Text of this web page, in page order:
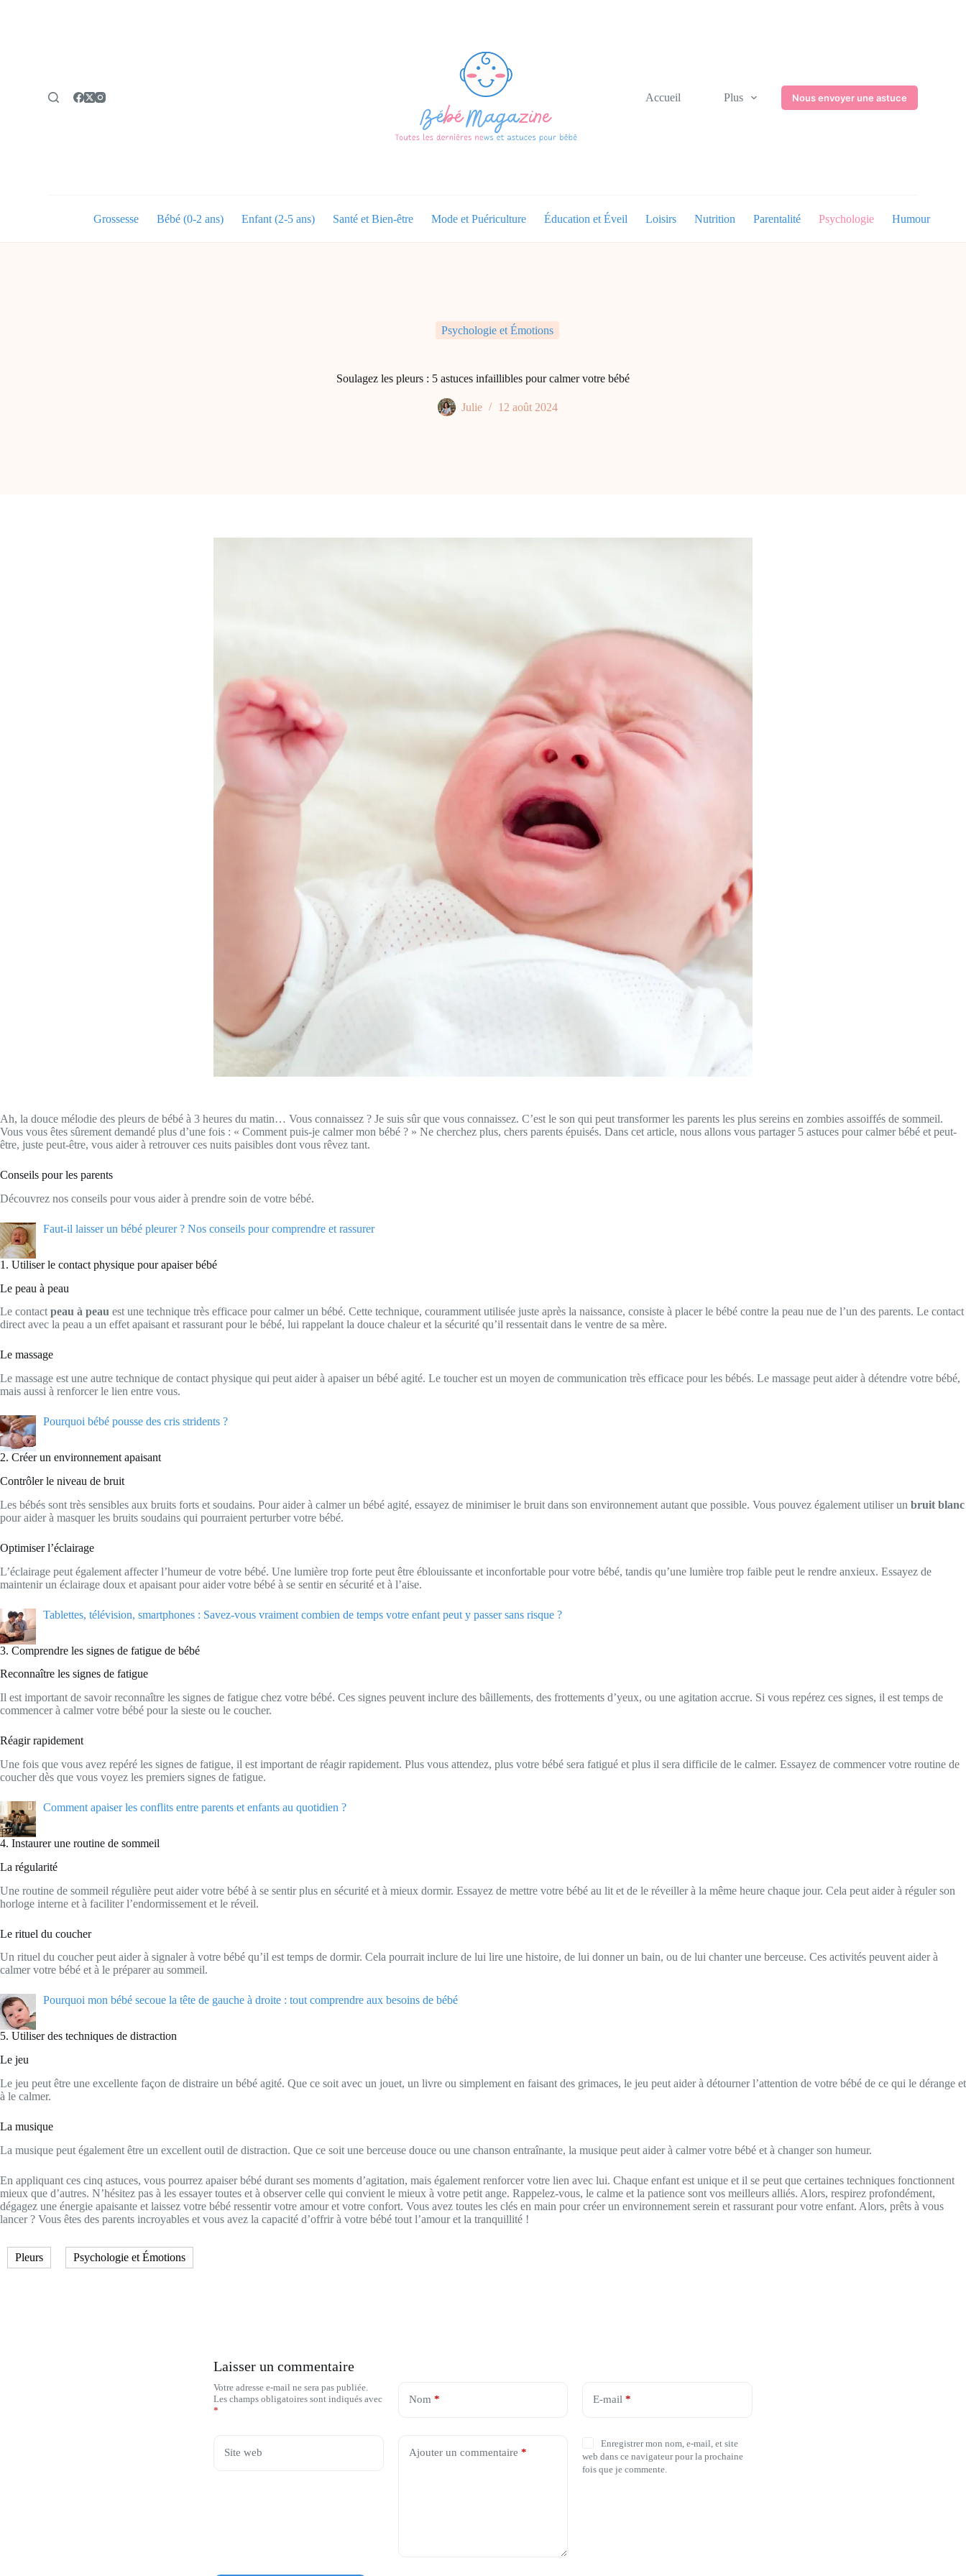
Accueil Plus Nous envoyer une astuce
Grossesse Bébé (0-2 ans) Enfant (2-5 ans) Santé et Bien-être Mode et Puériculture Éducation et Éveil Loisirs Nutrition Parentalité Psychologie Humour
Psychologie et Émotions
Soulagez les pleurs : 5 astuces infaillibles pour calmer votre bébé
Julie 12 août 2024
Ah, la douce mélodie des pleurs de bébé à 3 heures du matin… Vous connaissez ? Je suis sûr que vous connaissez. C’est le son qui peut transformer les parents les plus sereins en zombies assoiffés de sommeil.
Vous vous êtes sûrement demandé plus d’une fois : « Comment puis-je calmer mon bébé ? » Ne cherchez plus, chers parents épuisés. Dans cet article, nous allons vous partager 5 astuces pour calmer bébé et peut-
être, juste peut-être, vous aider à retrouver ces nuits paisibles dont vous rêvez tant.
Conseils pour les parents
Découvrez nos conseils pour vous aider à prendre soin de votre bébé.
Faut-il laisser un bébé pleurer ? Nos conseils pour comprendre et rassurer
1. Utiliser le contact physique pour apaiser bébé
Le peau à peau
Le contact peau à peau est une technique très efficace pour calmer un bébé. Cette technique, couramment utilisée juste après la naissance, consiste à placer le bébé contre la peau nue de l’un des parents. Le contact
direct avec la peau a un effet apaisant et rassurant pour le bébé, lui rappelant la douce chaleur et la sécurité qu’il ressentait dans le ventre de sa mère.
Le massage
Le massage est une autre technique de contact physique qui peut aider à apaiser un bébé agité. Le toucher est un moyen de communication très efficace pour les bébés. Le massage peut aider à détendre votre bébé,
mais aussi à renforcer le lien entre vous.
Pourquoi bébé pousse des cris stridents ?
2. Créer un environnement apaisant
Contrôler le niveau de bruit
Les bébés sont très sensibles aux bruits forts et soudains. Pour aider à calmer un bébé agité, essayez de minimiser le bruit dans son environnement autant que possible. Vous pouvez également utiliser un bruit blanc
pour aider à masquer les bruits soudains qui pourraient perturber votre bébé.
Optimiser l’éclairage
L’éclairage peut également affecter l’humeur de votre bébé. Une lumière trop forte peut être éblouissante et inconfortable pour votre bébé, tandis qu’une lumière trop faible peut le rendre anxieux. Essayez de
maintenir un éclairage doux et apaisant pour aider votre bébé à se sentir en sécurité et à l’aise.
Tablettes, télévision, smartphones : Savez-vous vraiment combien de temps votre enfant peut y passer sans risque ?
3. Comprendre les signes de fatigue de bébé
Reconnaître les signes de fatigue
Il est important de savoir reconnaître les signes de fatigue chez votre bébé. Ces signes peuvent inclure des bâillements, des frottements d’yeux, ou une agitation accrue. Si vous repérez ces signes, il est temps de
commencer à calmer votre bébé pour la sieste ou le coucher.
Réagir rapidement
Une fois que vous avez repéré les signes de fatigue, il est important de réagir rapidement. Plus vous attendez, plus votre bébé sera fatigué et plus il sera difficile de le calmer. Essayez de commencer votre routine de
coucher dès que vous voyez les premiers signes de fatigue.
Comment apaiser les conflits entre parents et enfants au quotidien ?
4. Instaurer une routine de sommeil
La régularité
Une routine de sommeil régulière peut aider votre bébé à se sentir plus en sécurité et à mieux dormir. Essayez de mettre votre bébé au lit et de le réveiller à la même heure chaque jour. Cela peut aider à réguler son
horloge interne et à faciliter l’endormissement et le réveil.
Le rituel du coucher
Un rituel du coucher peut aider à signaler à votre bébé qu’il est temps de dormir. Cela pourrait inclure de lui lire une histoire, de lui donner un bain, ou de lui chanter une berceuse. Ces activités peuvent aider à
calmer votre bébé et à le préparer au sommeil.
Pourquoi mon bébé secoue la tête de gauche à droite : tout comprendre aux besoins de bébé
5. Utiliser des techniques de distraction
Le jeu
Le jeu peut être une excellente façon de distraire un bébé agité. Que ce soit avec un jouet, un livre ou simplement en faisant des grimaces, le jeu peut aider à détourner l’attention de votre bébé de ce qui le dérange et
à le calmer.
La musique
La musique peut également être un excellent outil de distraction. Que ce soit une berceuse douce ou une chanson entraînante, la musique peut aider à calmer votre bébé et à changer son humeur.
En appliquant ces cinq astuces, vous pourrez apaiser bébé durant ses moments d’agitation, mais également renforcer votre lien avec lui. Chaque enfant est unique et il se peut que certaines techniques fonctionnent
mieux que d’autres. N’hésitez pas à les essayer toutes et à observer celle qui convient le mieux à votre petit ange. Rappelez-vous, le calme et la patience sont vos meilleurs alliés. Alors, respirez profondément,
dégagez une énergie apaisante et laissez votre bébé ressentir votre amour et votre confort. Vous avez toutes les clés en main pour créer un environnement serein et rassurant pour votre enfant. Alors, prêts à vous
lancer ? Vous êtes des parents incroyables et vous avez la capacité d’offrir à votre bébé tout l’amour et la tranquillité !
Pleurs Psychologie et Émotions
Laisser un commentaire
Votre adresse e-mail ne sera pas publiée.
Les champs obligatoires sont indiqués avec
*
Nom* E-mail *
Site web Ajouter un commentaire *
Enregistrer mon nom, e-mail, et site
web dans ce navigateur pour la prochaine
fois que je commente.